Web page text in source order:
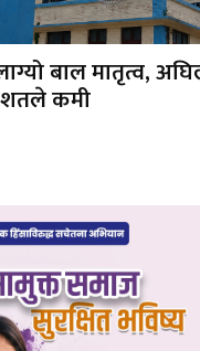
बाल मातृत्व,
कमी